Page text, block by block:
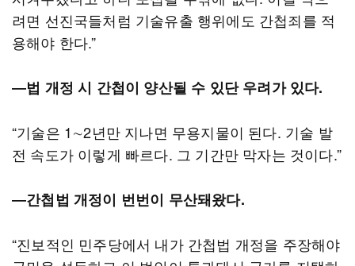
려면 선진국들처럼 기술유출 행위에도 간첩죄를 적
용해야 한다.”
―법 개정 시 간첩이 양산될 수 있단 우려가 있다.
“기술은 1∼2년만 지나면 무용지물이 된다. 기술 발
전 속도가 이렇게 빠르다. 그 기간만 막자는 것이다.”
―간첩법 개정이 번번이 무산돼왔다.
“진보적인 민주당에서 내가 간첩법 개정을 주장해야